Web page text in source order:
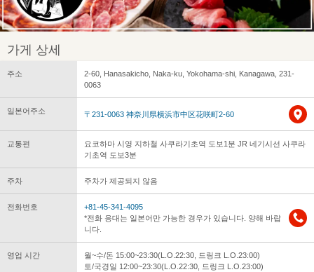
가게 상세
주소
2-60, Hanasakicho, Naka-ku, Yokohama-shi, Kanagawa, 231-
0063
일본어주소 〒231-0063 神奈川県横浜市中区花咲町2-60
교통편
요코하마 시영 지하철 사쿠라기초역 도보1분 JR 네기시선 사쿠라
기초역 도보3분
주차 주차가 제공되지 않음
전화번호
+81-45-341-4095
*전화 응대는 일본어만 가능한 경우가 있습니다. 양해 바랍
니다.
영업 시간
월~수/돈 15:00~23:30(L.O.22:30, 드링크 L.O.23:00)
토/국경일 12:00~23:30(L.O.22:30, 드링크 L.O.23:00)